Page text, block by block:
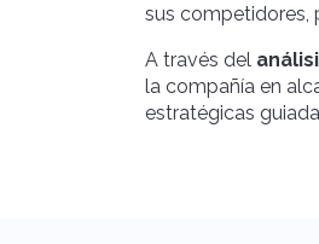
sus competidores,
A través del
la compañía en
estratégicas